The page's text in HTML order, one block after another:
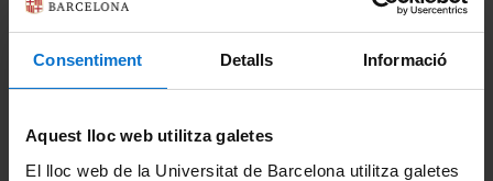
Consentiment Detalls Informació
Aquest lloc web utilitza galetes
El lloc web de la Universitat de Barcelona utilitza galetes
La Facultat
Intranet UB (PDI i PTGAS)
Campus Virtual